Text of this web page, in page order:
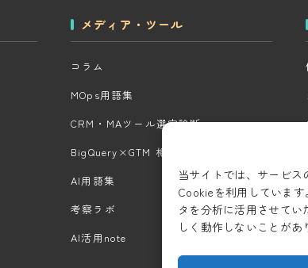
当サイトでは、サービ
Cookieを利用していま
タを分析に活用させて
しく動作しないことがあ
メディア・ツール
コラム
MOps用語集
CRM・MAツール選定診断
BigQuery×GTM 相場見積もりツール
AI用語集
考察ラボ
AI活用note